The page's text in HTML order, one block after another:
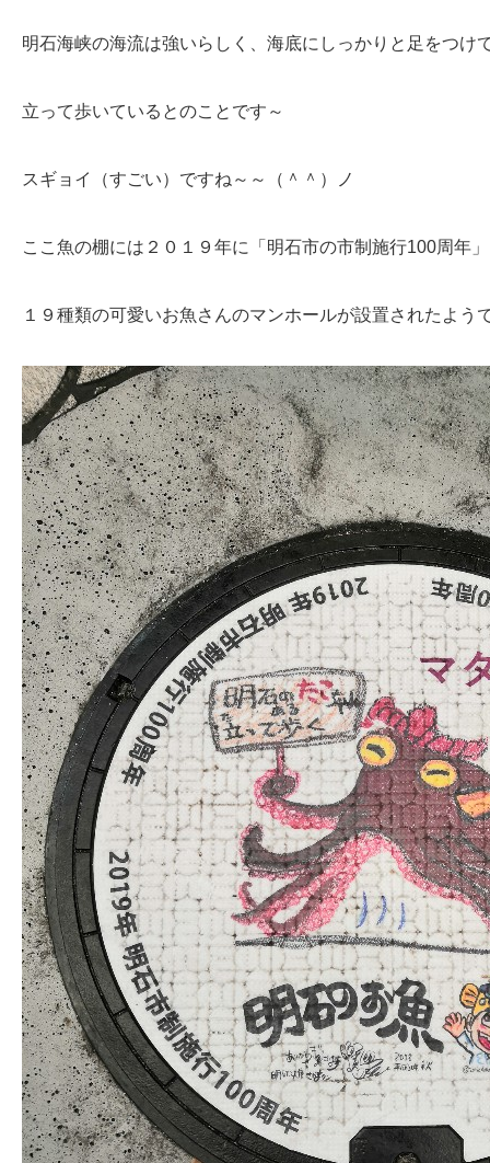
明石海峡の海流は強いらしく、海底にしっかりと足をつけ
立って歩いているとのことです～
スギョイ（すごい）ですね～～（＾＾）ノ
ここ魚の棚には２０１９年に「明石市の市制施行100周年
１９種類の可愛いお魚さんのマンホールが設置されたよう